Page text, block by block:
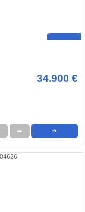
34.900 €
➦ ➜